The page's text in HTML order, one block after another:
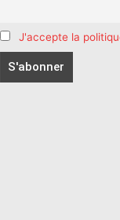
J'accepte la